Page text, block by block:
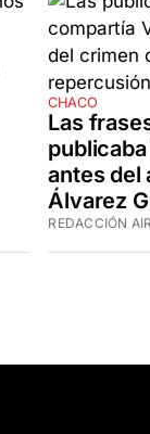
CHACO
Las
antes del
Álvarez
REDACCIÓN